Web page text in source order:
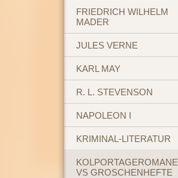
FRIEDRICH WILHELM
MADER
JULES VERNE
KARL MAY
R. L. STEVENSON
NAPOLEON I
KRIMINAL-LITERATUR
KOLPORTAGEROMANE
VS GROSCHENHEFTE